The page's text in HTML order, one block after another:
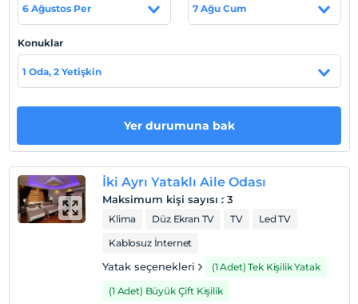
Tesis lokasyon bilgileri
Kuruldugu günden buyana hizmet sektöründe müsteri
memnuniyetini ön plana çikarmayi hedefleyen VERA
HOTEL alt yapisini ve personelini bu dogrultuda
egitmektedir . Misafirlerimize konaklama hizmetlerini
maxumum seviyede tutarak ihtiyaçlara uygun verimli
Sahil
Kuruldugu günden buyana hizmet sektöründe müsteri
memnuniyetini ön plana çikarmayi hedefleyen VERA
egitmektedir . Misafirlerimize konaklama hizmetlerini
maxumum seviyede tutarak ihtiyaçlara uygun verimli
6 Ağustos Per 7 Ağu Cum
Konuklar
1 Oda, 2 Yetişkin
Yer durumuna bak
İki Ayrı Yataklı Aile Odası
Maksimum kişi sayısı : 3
Klima Düz Ekran TV TV
Led TV
Kablosuz İnternet
Yatak seçenekleri
(1 Adet) Tek Kişilik Yatak
(1 Adet) Büyük Çift Kişilik